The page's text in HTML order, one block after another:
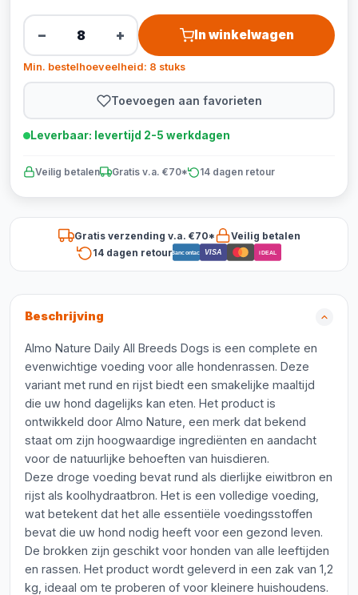
− + In winkelwagen
Min. bestelhoeveelheid: 8 stuks
Toevoegen aan favorieten
Leverbaar: levertijd 2-5 werkdagen
Veilig betalen Gratis v.a. €70* 14 dagen retour
Gratis verzending v.a. €70*
Veilig betalen
14 dagen retourBancontact VISA iDEAL
Beschrijving
Almo Nature Daily All Breeds Dogs is een complete en
evenwichtige voeding voor alle hondenrassen. Deze
variant met rund en rijst biedt een smakelijke maaltijd
die uw hond dagelijks kan eten. Het product is
ontwikkeld door Almo Nature, een merk dat bekend
staat om zijn hoogwaardige ingrediënten en aandacht
voor de natuurlijke behoeften van huisdieren.
Deze droge voeding bevat rund als dierlijke eiwitbron en
rijst als koolhydraatbron. Het is een volledige voeding,
wat betekent dat het alle essentiële voedingsstoffen
bevat die uw hond nodig heeft voor een gezond leven.
De brokken zijn geschikt voor honden van alle leeftijden
en rassen. Het product wordt geleverd in een zak van 1,2
kg, ideaal om te proberen of voor kleinere huishoudens.